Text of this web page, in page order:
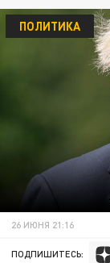
ПОЛИТИКА
26 ИЮНЯ 21:16
ПОДПИШИТЕСЬ: